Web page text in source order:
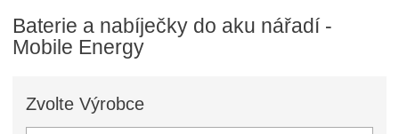
Baterie a nabíječky do aku nářadí -
Mobile Energy
ZvolteVýrobce